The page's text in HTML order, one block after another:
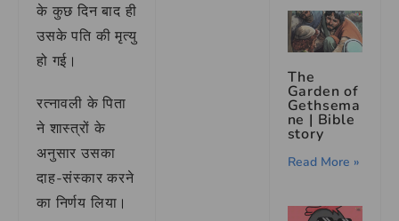
के कुछ दिन बाद ही
उसके पति की मृत्यु
हो गई।
रत्नावली के पिता
ने शास्त्रों के
अनुसार उसका
दाह-संस्कार करने
का निर्णय लिया।
The
Garden of
Gethsema
ne | Bible
story
Read More »